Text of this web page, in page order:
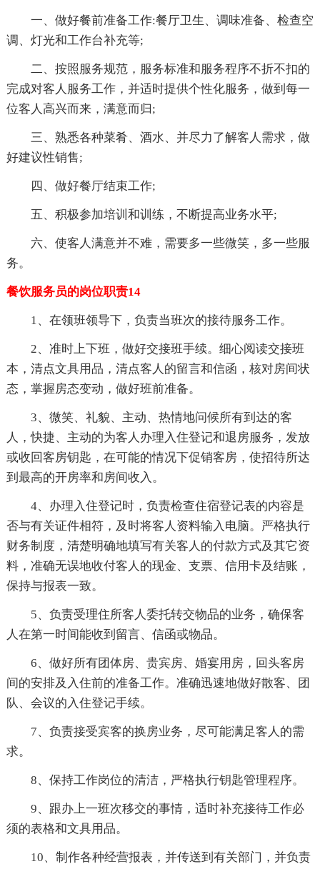
一、做好餐前准备工作:餐厅卫生、调味准备、检查空
调、灯光和工作台补充等;
二、按照服务规范，服务标准和服务程序不折不扣的
完成对客人服务工作，并适时提供个性化服务，做到每一
位客人高兴而来，满意而归;
三、熟悉各种菜肴、酒水、并尽力了解客人需求，做
好建议性销售;
四、做好餐厅结束工作;
五、积极参加培训和训练，不断提高业务水平;
六、使客人满意并不难，需要多一些微笑，多一些服
务。
餐饮服务员的岗位职责14
1、在领班领导下，负责当班次的接待服务工作。
2、准时上下班，做好交接班手续。细心阅读交接班
本，清点文具用品，清点客人的留言和信函，核对房间状
态，掌握房态变动，做好班前准备。
3、微笑、礼貌、主动、热情地问候所有到达的客
人，快捷、主动的为客人办理入住登记和退房服务，发放
或收回客房钥匙，在可能的情况下促销客房，使招待所达
到最高的开房率和房间收入。
4、办理入住登记时，负责检查住宿登记表的内容是
否与有关证件相符，及时将客人资料输入电脑。严格执行
财务制度，清楚明确地填写有关客人的付款方式及其它资
料，准确无误地收付客人的现金、支票、信用卡及结账，
保持与报表一致。
5、负责受理住所客人委托转交物品的业务，确保客
人在第一时间能收到留言、信函或物品。
6、做好所有团体房、贵宾房、婚宴用房，回头客房
间的安排及入住前的准备工作。准确迅速地做好散客、团
队、会议的入住登记手续。
7、负责接受宾客的换房业务，尽可能满足客人的需
求。
8、保持工作岗位的清洁，严格执行钥匙管理程序。
9、跟办上一班次移交的事情，适时补充接待工作必
须的表格和文具用品。
10、制作各种经营报表，并传送到有关部门，并负责